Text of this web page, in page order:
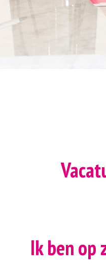
Ik ben op